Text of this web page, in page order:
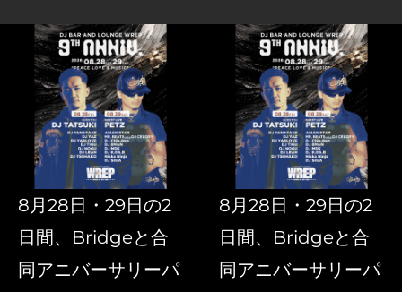
8月28日・29日の2
日間、Bridgeと合
同アニバーサリーパ
8月28日・29日の2
日間、Bridgeと合
同アニバーサリーパ